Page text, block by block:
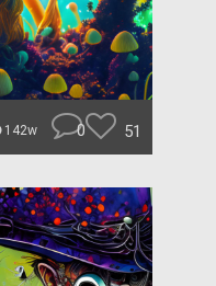
142w 0 51